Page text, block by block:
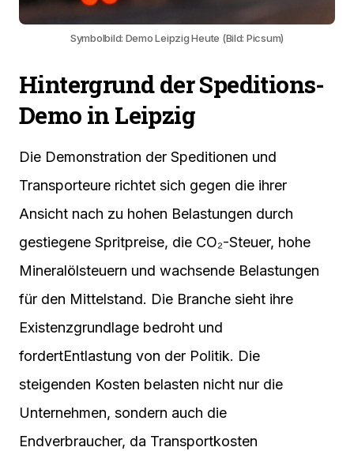
Symbolbild: Demo Leipzig Heute (Bild: Picsum)
Hintergrund der Speditions-
Demo in Leipzig
Die Demonstration der Speditionen und
Transporteure richtet sich gegen die ihrer
Ansicht nach zu hohen Belastungen durch
gestiegene Spritpreise, die CO₂-Steuer, hohe
Mineralölsteuern und wachsende Belastungen
für den Mittelstand. Die Branche sieht ihre
Existenzgrundlage bedroht und
fordertEntlastung von der Politik. Die
steigenden Kosten belasten nicht nur die
Unternehmen, sondern auch die
Endverbraucher, da Transportkosten